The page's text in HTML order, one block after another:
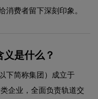
消费者留下深刻印象。
义是什么？
下简称集团）成立于
企业，全面负责轨道交